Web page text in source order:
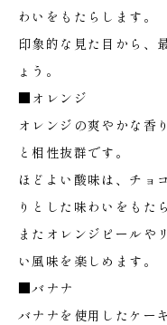
わいをもたらします。
印象的な見た目から、
ょう。
■オレンジ
オレンジの爽やかな香
と相性抜群です。
ほどよい酸味は、チョ
りとした味わいをもた
またオレンジピールや
い風味を楽しめます。
■バナナ
バナナを使用したケー